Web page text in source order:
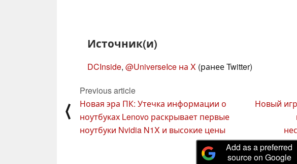
Источник(и)
DCInside, @UniverseIce на X (ранее Twitter)
⟨
Previous article
Новая эра ПК: Утечка информации о
ноутбуках Lenovo раскрывает первые
ноутбуки Nvidia N1X и высокие цены
Новый
Add as a preferred
source on Google